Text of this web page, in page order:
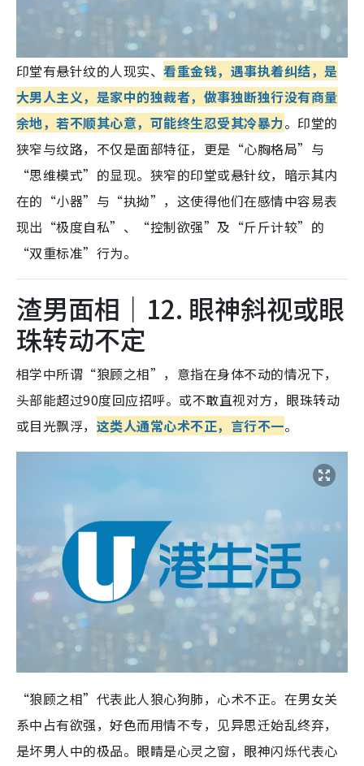
印堂有悬针纹的人现实、看重金钱，遇事执着纠结，是
大男人主义，是家中的独裁者，做事独断独行没有商量
余地，若不顺其心意，可能终生忍受其冷暴力。 印堂的
狭窄与纹路，不仅是面部特征，更是“心胸格局”与
“思维模式”的显现。狭窄的印堂或悬针纹，暗示其内
在的“小器”与“执拗”，这使得他们在感情中容易表
现出“极度自私”、“控制欲强”及“斤斤计较”的
“双重标准”行为。
渣男面相｜12. 眼神斜视或眼
珠转动不定
相学中所谓“狼顾之相”，意指在身体不动的情况下，
头部能超过90度回应招呼。或不敢直视对方，眼珠转动
或目光飘浮， 这类人通常心术不正，言行不一。
“狼顾之相”代表此人狼心狗肺，心术不正。在男女关
系中占有欲强，好色而用情不专，见异思迁始乱终弃，
是坏男人中的极品。眼睛是心灵之窗，眼神闪烁代表心